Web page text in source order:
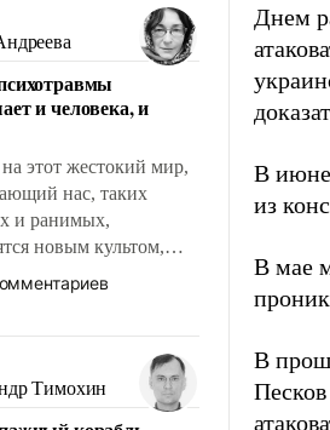
и человека, и
этот жестокий мир,
нас, таких
и ранимых,
новым культом,
вытесняя и
традиционное
и твердым под
судьбы, брать на себя
помогать
Тимохин
Днем
В
из
В мае
В
Песков